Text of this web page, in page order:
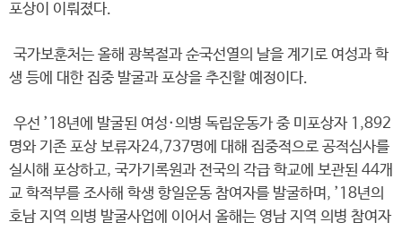
포상이 이뤄졌다.
국가보훈처는 올해 광복절과 순국선열의 날을 계기로 여성과 학
생 등에 대한 집중 발굴과 포상을 추진할 예정이다.
우선 ’18년에 발굴된 여성·의병 독립운동가 중 미포상자 1,892
명와 기존 포상 보류자24,737명에 대해 집중적으로 공적심사를
실시해 포상하고, 국가기록원과 전국의 각급 학교에 보관된 44개
교 학적부를 조사해 학생 항일운동 참여자를 발굴하며, ’18년의
호남 지역 의병 발굴사업에 이어서 올해는 영남 지역 의병 참여자